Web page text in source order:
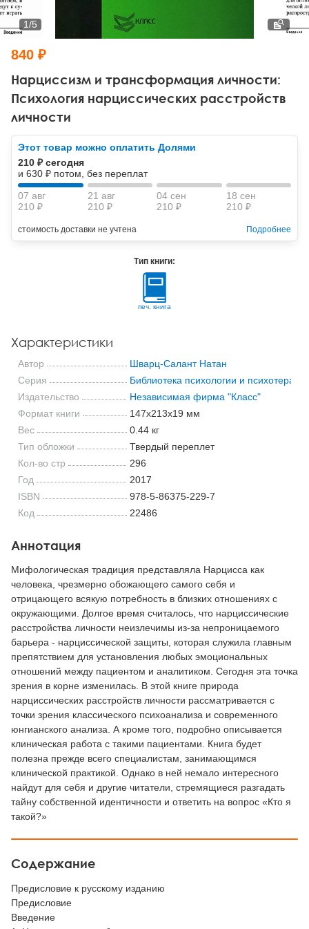
Тревожные расстройства, панические атаки
Психодрама
Другие направления психотерапии
Классический, эриксоновский гипноз и НЛП
НЛП
Психология труда и эргономика
Социальная психология
Социальная и организационная психология
Классический и юнгианский психоанализ
Нарциссизм и трансформация личности:
Психология нарциссических расстройств
личности
1/5
840 ₽
Этот товар можно оплатить Долями
210 ₽ сегодня
и 630 ₽ потом, без переплат
07 авг
210 ₽
21 авг
210 ₽
04 сен
210 ₽
18 сен
210 ₽
стоимость доставки не учтена Подробнее
Тип книги:
печ. книга
Характеристики
Автор
Шварц-Салант Натан
Серия
Библиотека психологии и
Издательство
Независимая фирма "Класс"
Формат книги
147x213x19 мм
Вес
0.44 кг
Тип обложки
Твердый переплет
Кол-во стр
296
Год
2017
ISBN
978-5-86375-229-7
Код
22486
Аннотация
Мифологическая традиция представляла Нарцисса как
человека, чрезмерно обожающего самого себя и
отрицающего всякую потребность в близких отношениях с
окружающими. Долгое время считалось, что нарциссические
расстройства личности неизлечимы из-за непроницаемого
барьера - нарциссической защиты, которая служила главным
препятствием для установления любых эмоциональных
отношений между пациентом и аналитиком. Сегодня эта точка
зрения в корне изменилась. В этой книге природа
нарциссических расстройств личности рассматривается с
точки зрения классического психоанализа и современного
юнгианского анализа. А кроме того, подробно описывается
клиническая работа с такими пациентами. Книга будет
полезна прежде всего специалистам, занимающимся
клинической практикой. Однако в ней немало интересного
найдут для себя и другие читатели, стремящиеся разгадать
тайну собственной идентичности и ответить на вопрос «Кто я
такой?»
Содержание
Предисловие к русскому изданию
Предисловие
Введение